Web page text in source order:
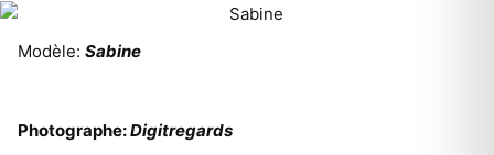
Modèle: Sabine
Photographe:Digitregards